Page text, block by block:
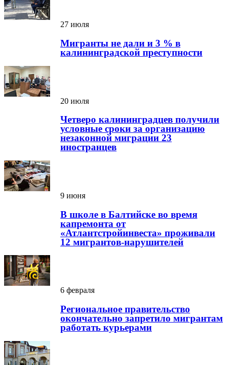
27 июля
Мигранты не дали и 3 % в
калининградской преступности
20 июля
Четверо калининградцев получили
условные сроки за организацию
незаконной миграции 23
иностранцев
9 июня
В школе в Балтийске во время
капремонта от
«Атлантстройинвеста» проживали
12 мигрантов-нарушителей
6 февраля
Региональное правительство
окончательно запретило мигрантам
работать курьерами